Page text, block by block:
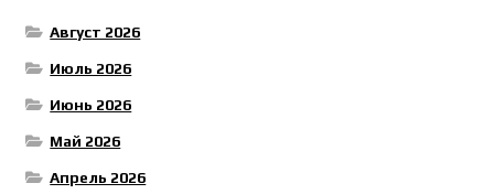
Август 2026
Июль 2026
Июнь 2026
Май 2026
Апрель 2026